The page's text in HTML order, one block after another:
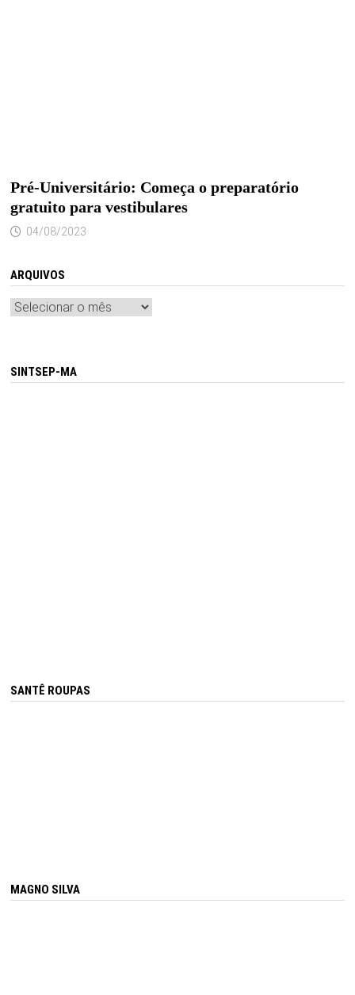
Pré-Universitário: Começa o preparatório
gratuito para vestibulares
04/08/2023
ARQUIVOS
Arquivos
SINTSEP-MA
SANTÊ ROUPAS
MAGNO SILVA